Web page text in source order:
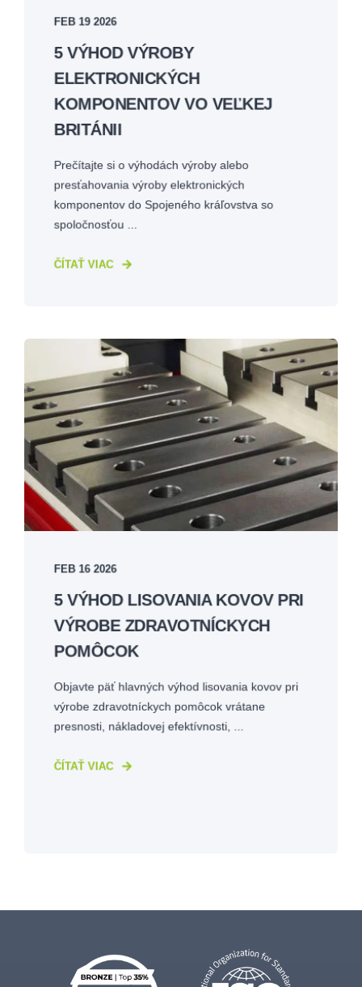
FEB 19 2026
5 VÝHOD VÝROBY
ELEKTRONICKÝCH
KOMPONENTOV VO VEĽKEJ
BRITÁNII
Prečítajte si o výhodách výroby alebo
presťahovania výroby elektronických
komponentov do Spojeného kráľovstva so
spoločnosťou ...
ČÍTAŤ VIAC
FEB 16 2026
5 VÝHOD LISOVANIA KOVOV PRI
VÝROBE ZDRAVOTNÍCKYCH
POMÔCOK
Objavte päť hlavných výhod lisovania kovov pri
výrobe zdravotníckych pomôcok vrátane
presnosti, nákladovej efektívnosti, ...
ČÍTAŤ VIAC